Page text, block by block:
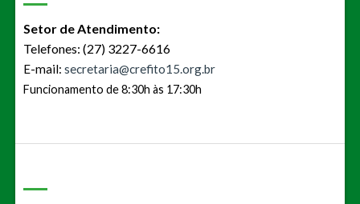
Setor de Atendimento:
Telefones: (27) 3227-6616
E-mail: secretaria@crefito15.org.br
Funcionamento de 8:30h às 17:30h